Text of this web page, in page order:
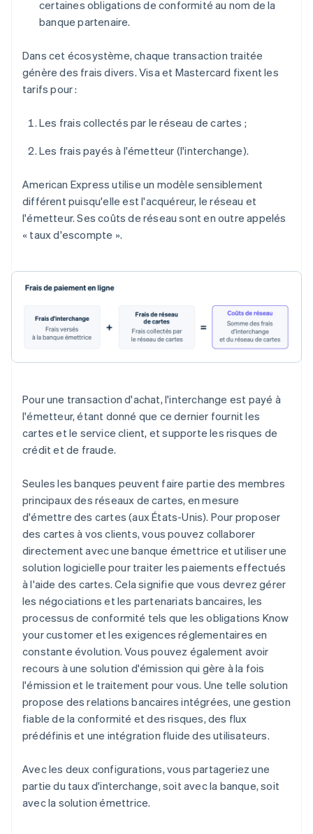
certaines obligations de conformité au nom de la
banque partenaire.
Dans cet écosystème, chaque transaction traitée
génère des frais divers. Visa et Mastercard fixent les
tarifs pour :
Les frais collectés par le réseau de cartes ;
Les frais payés à l'émetteur (l'interchange).
American Express utilise un modèle sensiblement
différent puisqu'elle est l'acquéreur, le réseau et
l'émetteur. Ses coûts de réseau sont en outre appelés
« taux d'escompte ».
Pour une transaction d'achat, l'interchange est payé à
l'émetteur, étant donné que ce dernier fournit les
cartes et le service client, et supporte les risques de
crédit et de fraude.
Seules les banques peuvent faire partie des membres
principaux des réseaux de cartes, en mesure
d'émettre des cartes (aux États-Unis). Pour proposer
des cartes à vos clients, vous pouvez collaborer
directement avec une banque émettrice et utiliser une
solution logicielle pour traiter les paiements effectués
à l'aide des cartes. Cela signifie que vous devrez gérer
les négociations et les partenariats bancaires, les
processus de conformité tels que les obligations Know
your customer et les exigences réglementaires en
constante évolution. Vous pouvez également avoir
recours à une solution d'émission qui gère à la fois
l'émission et le traitement pour vous. Une telle solution
propose des relations bancaires intégrées, une gestion
fiable de la conformité et des risques, des flux
prédéfinis et une intégration fluide des utilisateurs.
Avec les deux configurations, vous partageriez une
partie du taux d'interchange, soit avec la banque, soit
avec la solution émettrice.